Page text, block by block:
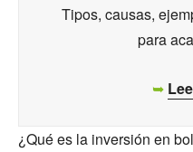
Tipos, causas,
para
➥
¿Qué es la inversión en